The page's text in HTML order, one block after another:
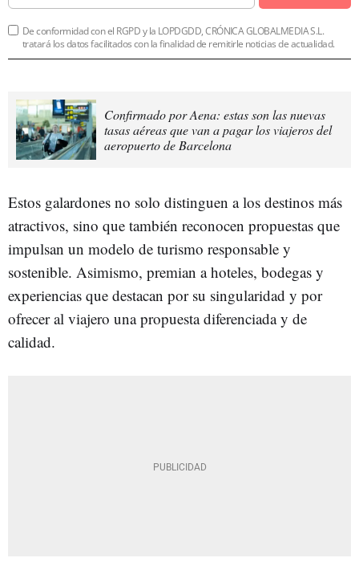
De conformidad con el RGPD y la LOPDGDD, CRÓNICA GLOBALMEDIA S.L.
tratará los datos facilitados con la finalidad de remitirle noticias de actualidad.
Confirmado por Aena: estas son las nuevas
tasas aéreas que van a pagar los viajeros del
aeropuerto de Barcelona
Estos galardones no solo distinguen a los destinos más
atractivos, sino que también reconocen propuestas que
impulsan un modelo de turismo responsable y
sostenible. Asimismo, premian a hoteles, bodegas y
experiencias que destacan por su singularidad y por
ofrecer al viajero una propuesta diferenciada y de
calidad.